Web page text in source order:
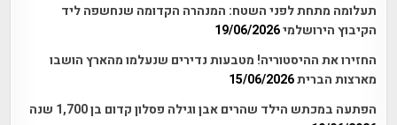
תעלומה מתחת לפני השטח: המנהרה הקדומה שנחשפה ליד
הקיבוץ הירושלמי19/06/2026
החזירו את ההיסטוריה! מטבעות נדירים שנעלמו מהארץ הושבו
מארצות הברית15/06/2026
הפתעה במכתש הילד שהרים אבן וגילה פסלון קדום בן 1,700 שנה